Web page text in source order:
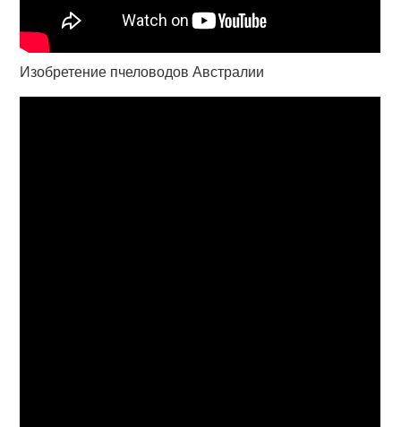
Изобретение пчеловодов Австралии